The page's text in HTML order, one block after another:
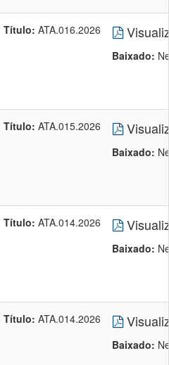
Título: ATA.016.2026
Baixado:
Título: ATA.015.2026
Baixado:
Título: ATA.014.2026
Baixado:
Título: ATA.014.2026
Baixado: